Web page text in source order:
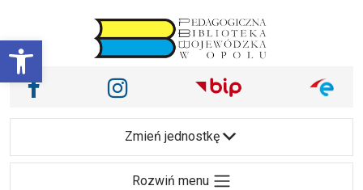
Otwórz pasek narzędzi
Main Navigation
Nasze media społecznościowe i inne
Facebook Instagram
Zmień jednostkę
Rozwiń menu